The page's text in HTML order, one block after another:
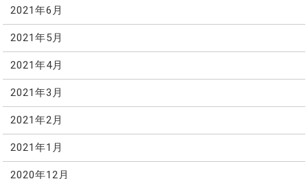
2021年6月
2021年5月
2021年4月
2021年3月
2021年2月
2021年1月
2020年12月